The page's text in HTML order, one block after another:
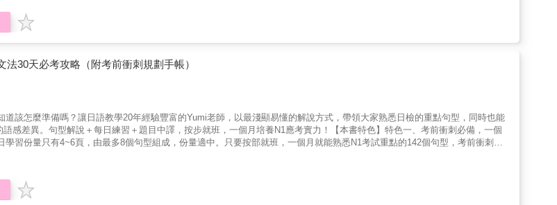
擊右上角的三點，之後選擇「開啟方式」，請等待手機轉圈完畢後，選擇「儲存到檔案」。即可在「檔案APP」內執行解壓
色】 & ●考過日檢N1所需的文法知識、常識，簡略好懂的整理出來 ●收錄120個日檢N1會考的文法 ●全部文法除了基本的文法
用的例句 ●全部文法都提供一篇文章，跟讀練聽力、也學習正確發音 ●跟讀用的母語人士示範音檔全部附上正常速度、慢速兩種
法、考試時看到卻把細節忘光、不知道怎樣才是正確答案的狀況。除了幫助考過文法部分，跟讀學習法當然也對考聽力有大大
以把日檢的大部分都搞定。 & ●N1所需要的基本知識、文法，搭配跟讀學習法有效率的吸收 & 要自然、不出錯的使用各種句
本書收錄的120個日本語能力試驗N1常見文法也能夠更加順利。120文法除了必備的文法解釋，當然也附上跟讀練習用的範例句
的文章，難易度符合日檢N1要求的「能應對專業場合，理解正式的日語」水準，除了看的到文法實際使用的樣子，也能準備日
，跟讀更能同時練習聽力，一舉數得。 & ●學過當然就要試用一下！超過百題的N1模擬試題，一樣可以跟讀！ & 練習題目的在
可以一邊確認自己的理解程度一邊學習，目的在於讓讀者可以馬上試著使用剛學到的文法知識，除了幫助記憶、加深理解，也
的自信，以後看到類似的日語問題也能夠游刃有餘的解決。 本書收錄超過百題的模擬試題，仿照實際日本語能力試驗N1的
文章題目一樣也提供音檔，可以當作閱讀測驗，也可以作為練習聽力的題目。 & ●例句、範例文章全部附上正常速度、慢速兩種
隨掃隨聽！ & 本書全部音檔為方便讀者跟著練習，附上由日語母語者提供的正常速度、慢速兩種版本，初學者可以先用慢
熟悉跟讀內容之後，再挑戰用母語人士的正常速度跟讀。音檔以QR 碼方式提供，可隨書中內容掃描聆聽，免按上下鍵搜尋，快
互相搭配。亦可掃描全書 MP3 下載 QR 碼，不需額外安裝自己不熟悉的播放 APP 才能聽，更省去每次聽音檔都要掃描的麻
擊右上角的三點，之後選擇「開啟方式」，請等待手機轉圈完畢後，選擇「儲存到檔案」。即可在「檔案APP」內執行解壓
色】 & ●考過日檢N1所需的文法知識、常識，簡略好懂的整理出來 ●收錄120個日檢N1會考的文法 ●全部文法除了基本的文法
法30天必考攻略（附考前衝刺規劃手帳）
道該怎麼準備嗎？讓日語教學20年經驗豐富的Yumi老師，以最淺顯易懂的解說方式，帶領大家熟悉日檢的重點句型，同時也能
語感差異。句型解說＋每日練習＋題目中譯，按步就班，一個月培養N1應考實力！【本書特色】特色一、考前衝刺必備，一個
學習份量只有4~6頁，由最多8個句型組成，份量適中。只要按部就班，一個月就能熟悉N1考試重點的142個句型，考前衝刺絕
有中文解釋，透過每日小練習以及兩回總複習試題，加深學習者的記憶。特色三、簡明扼要的教學解說，理解近似文法的差異
含接續用法、句型意思、兩個實用例句及中譯。例句中會加入該文法較常配合的單字。簡單明瞭又有系統，學文法不用再看又
同時也會以表格整理日檢常考的類義表現，將相似文法做比較，幫助學生有效率的釐清觀念，在考前快速複習吸收。特色四、隨